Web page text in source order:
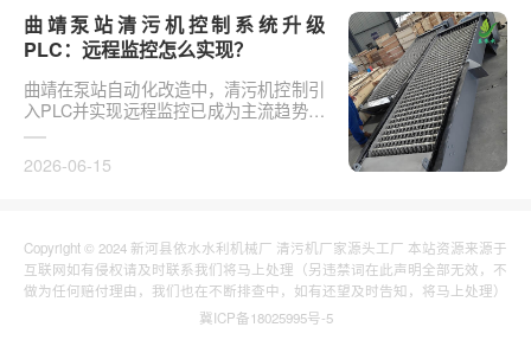
曲靖泵站清污机控制系统升级
PLC：远程监控怎么实现？
曲靖在泵站自动化改造中，清污机控制引
入PLC并实现远程监控已成为主流趋势。
传统清污机多采用继电器硬接线，无法实
2026-06-15
Copyright © 2024 新河县依水水利机械厂 清污机厂家源头工厂 本站资源来源于
互联网如有侵权请及时联系我们将马上处理（另违禁词在此声明全部无效，不
做为任何赔付理由，我们也在不断排查中，如有还望及时告知，将马上处理）
冀ICP备18025995号-5